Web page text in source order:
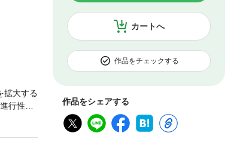
カートへ
作品をチェックする
作品をシェアする
拡大する
行性の
視力は